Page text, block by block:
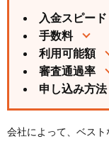
入金スピード
手数料
利用可能額
審査通過率
申し込み方法
会社によって、ベス